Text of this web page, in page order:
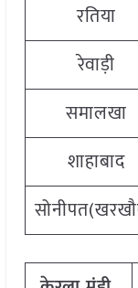
रतिया
रेवाड़ी
समालखा
शाहाबाद